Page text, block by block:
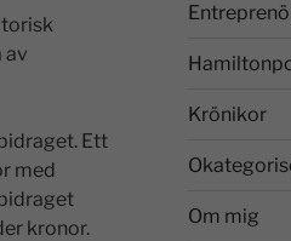
av
Ett
med
kronor.
Krönikor
Om mig